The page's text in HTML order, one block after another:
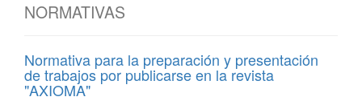
NORMATIVAS
Normativa para la preparación y presentación
de trabajos por publicarse en la revista
"AXIOMA"